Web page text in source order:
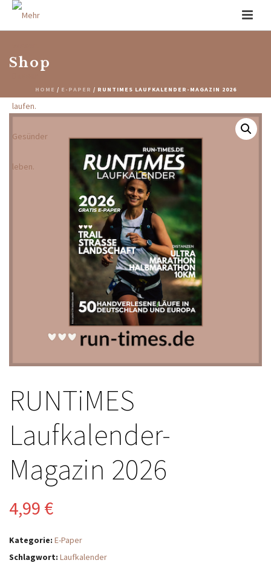
Shop
HOME / E-PAPER / RUNTIMES LAUFKALENDER-MAGAZIN 2026
RUNTiMES
Laufkalender-
Magazin 2026
4,99 €
Kategorie: E-Paper
Schlagwort: Laufkalender